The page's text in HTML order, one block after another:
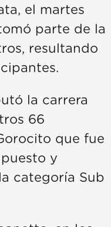
el martes
parte de la
resultando
la carrera
66
que fue
y
categoría Sub